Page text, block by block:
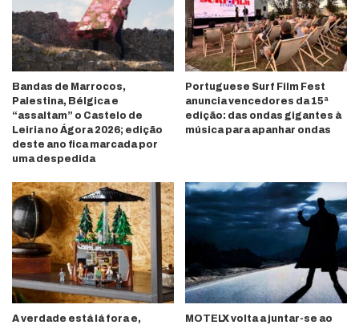
Bandas de Marrocos,
Palestina, Bélgica e
“assaltam” o Castelo de
Leiria no Ágora 2026; edição
deste ano fica marcada por
uma despedida
Portuguese Surf Film Fest
anuncia vencedores da 15ª
edição: das ondas gigantes à
música para apanhar ondas
A verdade está lá fora e,
MOTELX volta a juntar-se ao